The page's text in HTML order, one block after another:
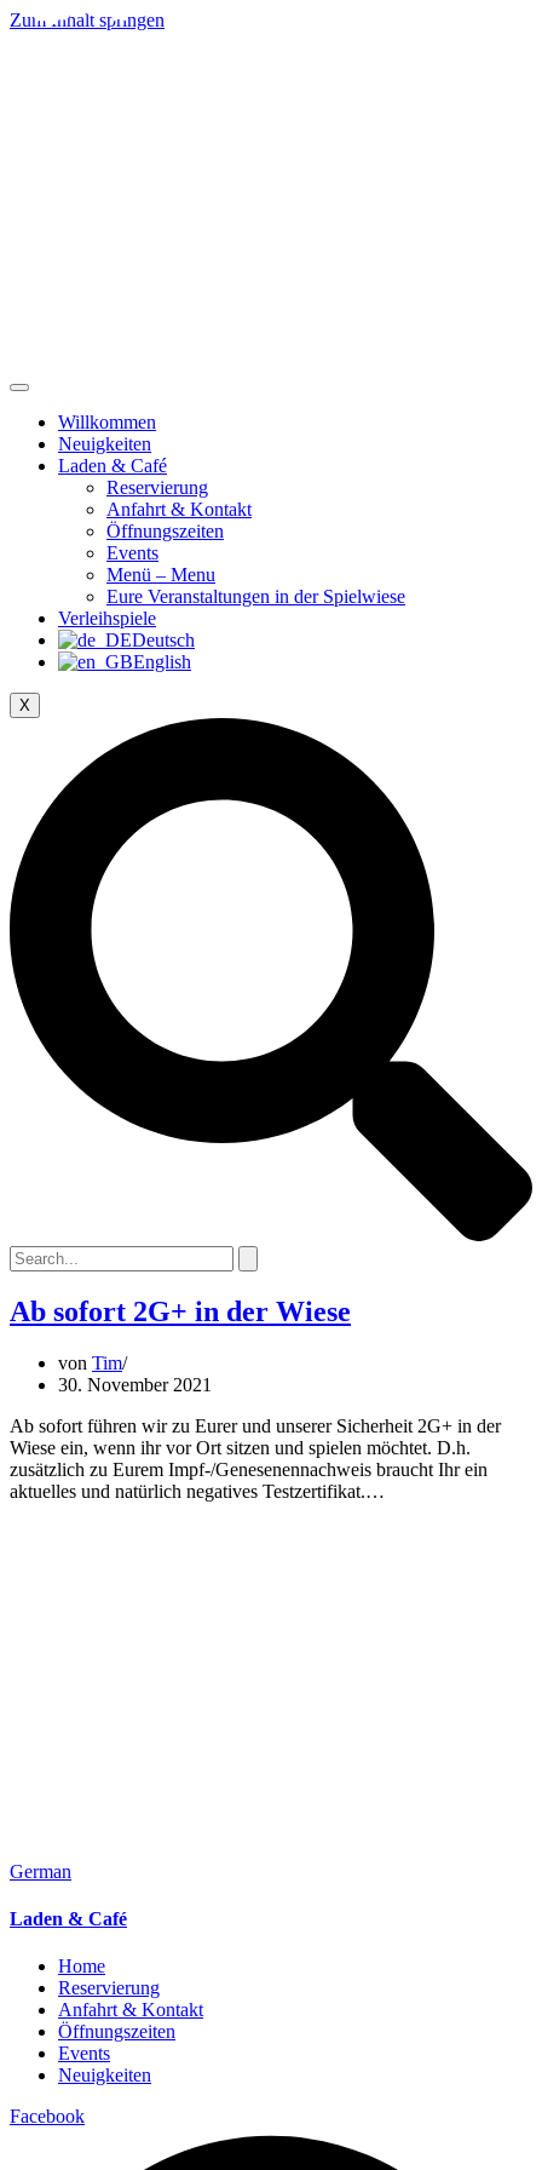
Zum Inhalt springen
Willkommen
Neuigkeiten
Laden & Café
Reservierung
Anfahrt & Kontakt
Öffnungszeiten
Events
Menü – Menu
Eure Veranstaltungen in der Spielwiese
Verleihspiele
Deutsch
English
X
Ab sofort 2G+ in der Wiese
von Tim
30. November 2021
Ab sofort führen wir zu Eurer und unserer Sicherheit 2G+ in der
Wiese ein, wenn ihr vor Ort sitzen und spielen möchtet. D.h.
zusätzlich zu Eurem Impf-/Genesenennachweis braucht Ihr ein
aktuelles und natürlich negatives Testzertifikat.…
German
Laden & Café
Home
Reservierung
Anfahrt & Kontakt
Öffnungszeiten
Events
Neuigkeiten
Facebook